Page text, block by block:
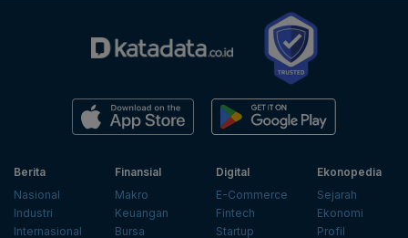
Berita
Nasional
Industri
Internasional
Finansial
Makro
Keuangan
Bursa
Digital
E-Commerce
Fintech
Startup
Ekonopedia
Sejarah
Ekonomi
Profil